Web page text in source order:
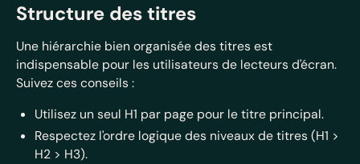
Structure des titres
Une hiérarchie bien organisée des titres est
indispensable pour les utilisateurs de lecteurs d'écran.
Suivez ces conseils :
Utilisez un seul H1 par page pour le titre principal.
Respectez l'ordre logique des niveaux de titres (H1 >
H2 > H3).